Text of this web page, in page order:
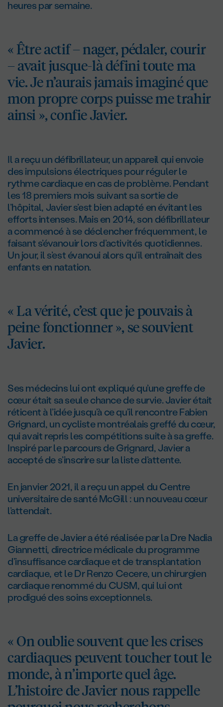
heures par semaine.
« Être actif – nager, pédaler, courir
– avait jusque-là défini toute ma
vie. Je n’aurais jamais imaginé que
mon propre corps puisse me trahir
ainsi », confie Javier.
Il a reçu un défibrillateur, un appareil qui envoie
des impulsions électriques pour réguler le
rythme cardiaque en cas de problème. Pendant
les 18 premiers mois suivant sa sortie de
l’hôpital, Javier s’est bien adapté en évitant les
efforts intenses. Mais en 2014, son défibrillateur
a commencé à se déclencher fréquemment, le
faisant s’évanouir lors d’activités quotidiennes.
Un jour, il s’est évanoui alors qu’il entraînait des
enfants en natation.
« La vérité, c’est que je pouvais à
peine fonctionner », se souvient
Javier.
Ses médecins lui ont expliqué qu’une greffe de
cœur était sa seule chance de survie. Javier était
réticent à l’idée jusqu’à ce qu’il rencontre Fabien
Grignard, un cycliste montréalais greffé du cœur,
qui avait repris les compétitions suite à sa greffe.
Inspiré par le parcours de Grignard, Javier a
accepté de s’inscrire sur la liste d’attente.
En janvier 2021, il a reçu un appel du Centre
universitaire de santé McGill : un nouveau cœur
l’attendait.
La greffe de Javier a été réalisée par la DreNadia
Giannetti, directrice médicale du programme
d’insuffisance cardiaque et de transplantation
cardiaque, et le DrRenzo Cecere, un chirurgien
cardiaque renommé du CUSM, qui lui ont
prodigué des soins exceptionnels.
« On oublie souvent que les crises
cardiaques peuvent toucher tout le
monde, à n’importe quel âge.
L’histoire de Javier nous rappelle